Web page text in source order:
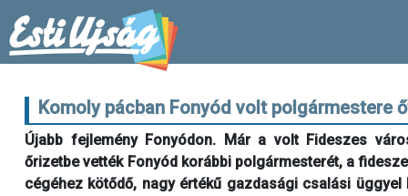
Komoly pácban Fonyód volt polgármestere
Újabb fejlemény Fonyódon. Már a volt Fideszes
őrizetbe vették Fonyód korábbi polgármesterét, a
cégéhez kötődő, nagy értékű gazdasági csalási